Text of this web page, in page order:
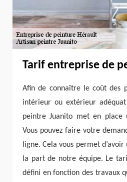
Tarif entreprise de
Afin de connaître le coût des
intérieur ou extérieur
peintre Juanito met en place
Vous pouvez faire votre
ligne. Cela vous permet
la part de notre équipe. Le
défini en fonction des travaux